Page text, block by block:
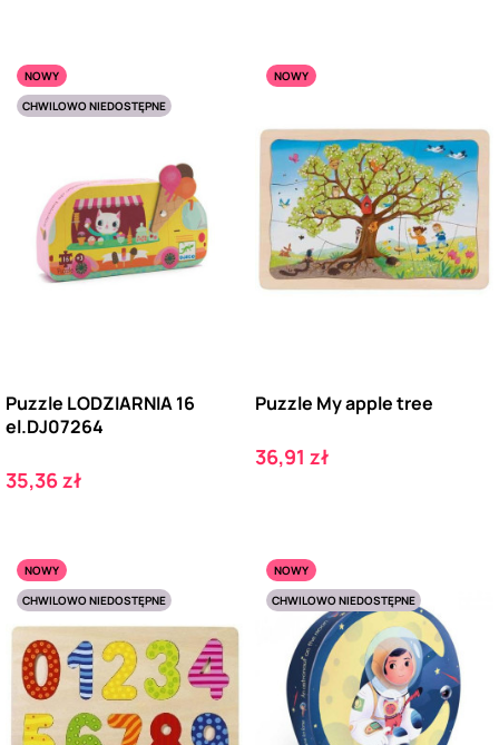
NOWY
CHWILOWO NIEDOSTĘPNE
Puzzle LODZIARNIA 16
el.DJ07264
Cena
35,36 zł
NOWY
Puzzle My apple tree
Cena
36,91 zł
NOWY
CHWILOWO NIEDOSTĘPNE
NOWY
CHWILOWO NIEDOSTĘPNE